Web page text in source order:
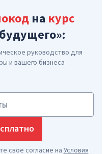
на курс
руководство для
и вашего бизнеса
свое согласие наУсловия